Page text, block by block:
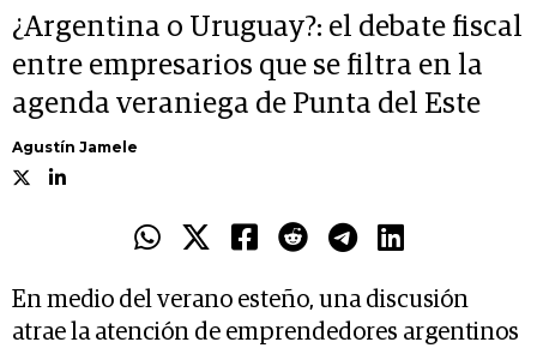
¿Argentina o Uruguay?: el debate fiscal
entre empresarios que se filtra en la
agenda veraniega de Punta del Este
Agustín Jamele
En medio del verano esteño, una discusión
atrae la atención de emprendedores argentinos